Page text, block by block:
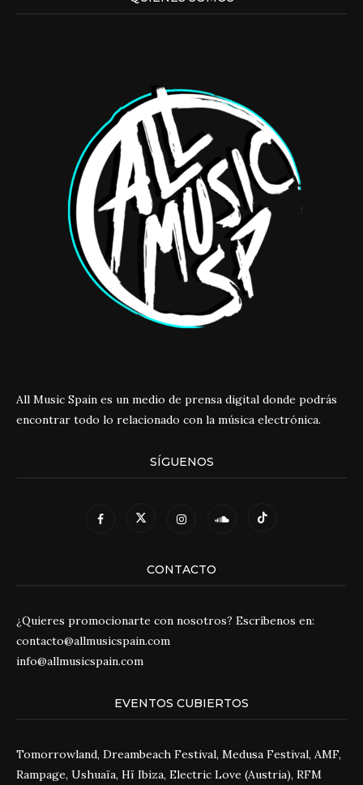
All Music Spain es un medio de prensa digital donde podrás
encontrar todo lo relacionado con la música electrónica.
SÍGUENOS
CONTACTO
¿Quieres promocionarte con nosotros? Escríbenos en:
contacto@allmusicspain.com
info@allmusicspain.com
EVENTOS CUBIERTOS
Tomorrowland, Dreambeach Festival, Medusa Festival, AMF,
Rampage, Ushuaïa, Hï Ibiza, Electric Love (Austria), RFM